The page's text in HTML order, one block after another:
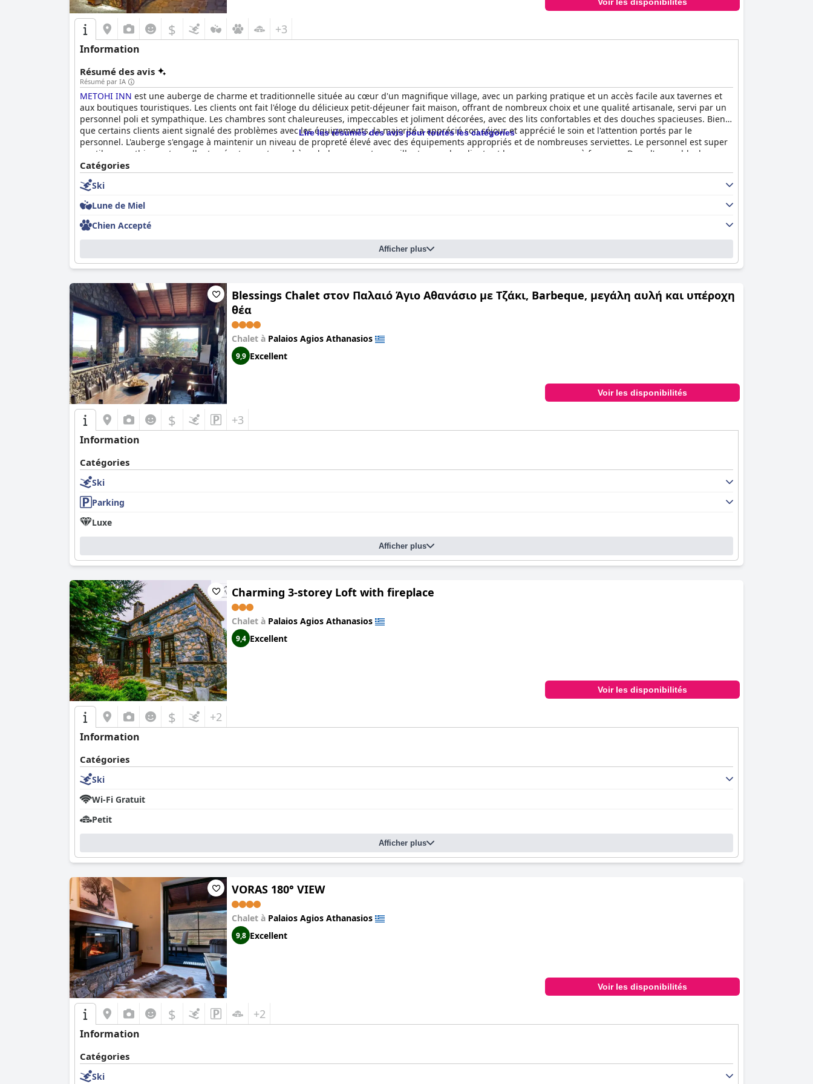
$ +3
Information
Résumé des avis
Résumé par IA
METOHI INN est une auberge de charme et traditionnelle située au cœur d'un magnifique village, avec un parking pratique et un accès facile aux tavernes et
aux boutiques touristiques. Les clients ont fait l'éloge du délicieux petit-déjeuner fait maison, offrant de nombreux choix et une qualité artisanale, servi par un
personnel poli et sympathique. Les chambres sont chaleureuses, impeccables et joliment décorées, avec des lits confortables et des douches spacieuses. Bien
que certains clients aient signalé des problèmes avec les équipements, la majorité a apprécié son séjour et apprécié le soin et l'attention portés par le
personnel. L'auberge s'engage à maintenir un niveau de propreté élevé avec des équipements appropriés et de nombreuses serviettes. Le personnel est super
gentil, sympathique et excellent, créant une atmosphère chaleureuse et accueillante pour les clients et leurs compagnons à fourrure. Dans l'ensemble, les
clients ont bénéficié d'un service impeccable de la part du personnel et des propriétaires, qui se surpassent pour s'assurer que les clients passent un agréable
séjour.
Lire les résumés des avis pour toutes les catégories
Catégories
Ski
Lune de Miel
Chien Accepté
Afficher plus
Blessings Chalet στον Παλαιό Άγιο Αθανάσιο με Τζάκι, Barbeque, μεγάλη αυλή και υπέροχη
θέα
Chalet à Palaios Agios Athanasios
9,9 Excellent
Voir les disponibilités
$ +3
Information
Catégories
Ski
Parking
Luxe
Afficher plus
Charming 3-storey Loft with fireplace
Chalet à Palaios Agios Athanasios
9,4 Excellent
Voir les disponibilités
$ +2
Information
Catégories
Ski
Wi-Fi Gratuit
Petit
Afficher plus
VORAS 180° VIEW
Chalet à Palaios Agios Athanasios
9,8 Excellent
Voir les disponibilités
$ +2
Information
Catégories
Ski